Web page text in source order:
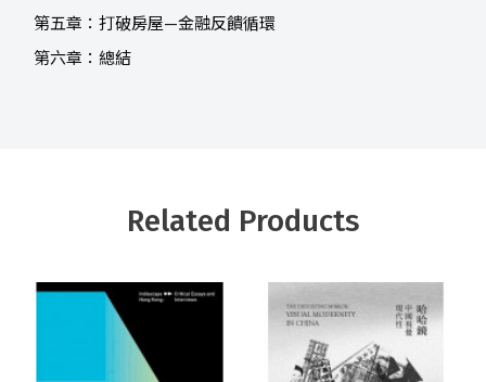
第五章：打破房屋—金融反饋循環
第六章：總結
Related Products